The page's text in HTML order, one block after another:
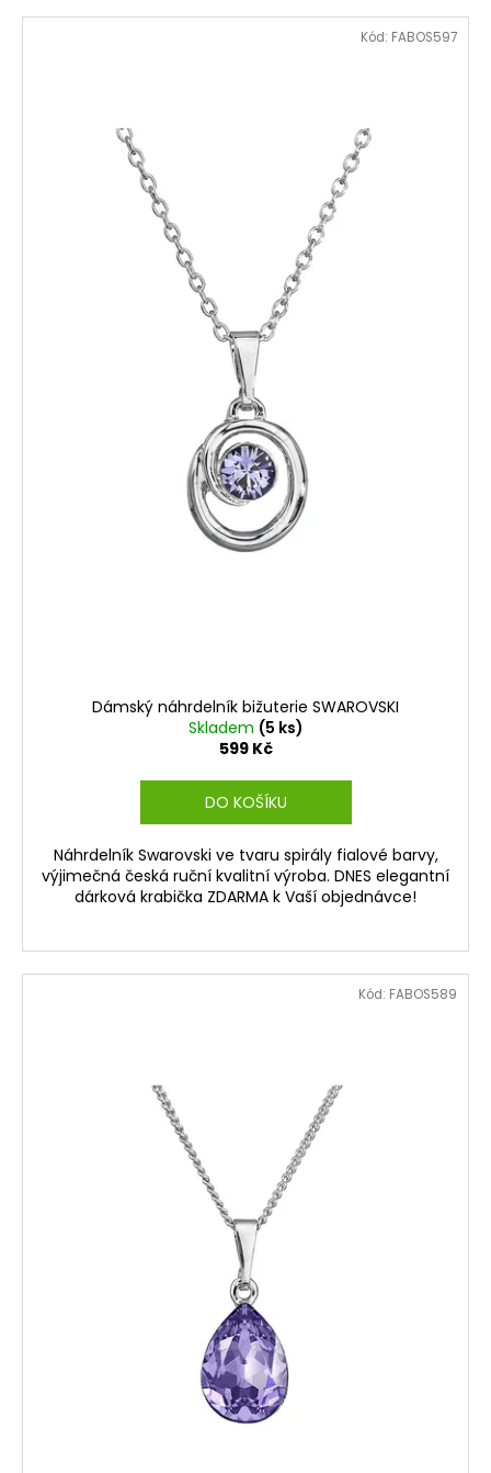
Dámský náhrdelník bižuterie SWAROVSKI
Skladem (5 ks)
599 Kč
DO KOŠÍKU
Náhrdelník Swarovski ve tvaru spirály fialové barvy,
výjimečná česká ruční kvalitní výroba. DNES elegantní
dárková krabička ZDARMA k Vaší objednávce!
Kód: FABOS597
Kód: FABOS589